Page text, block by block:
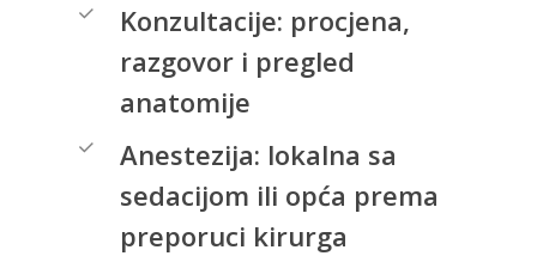
Konzultacije: procjena,
razgovor i pregled
anatomije
Anestezija: lokalna sa
sedacijom ili opća prema
preporuci kirurga